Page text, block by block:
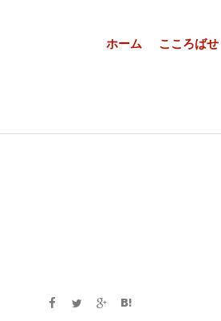
ホーム こころばせ